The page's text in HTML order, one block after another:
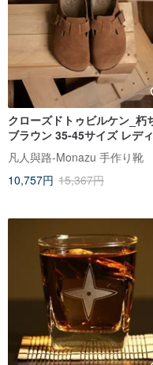
クローズドトゥビルケン_朽
ブラウン 35-45サイズ レデ
ス
凡人與路-Monazu 手作り靴
10,757円 15,367円